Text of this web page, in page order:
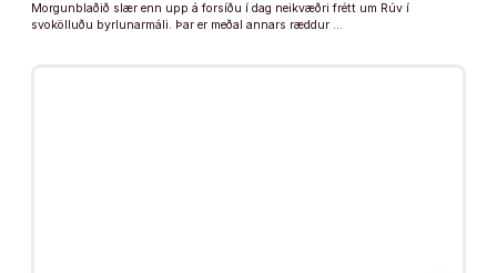
Morgunblaðið slær enn upp á forsíðu í dag neikvæðri frétt um Rúv í
svokölluðu byrlunarmáli. Þar er meðal annars ræddur …